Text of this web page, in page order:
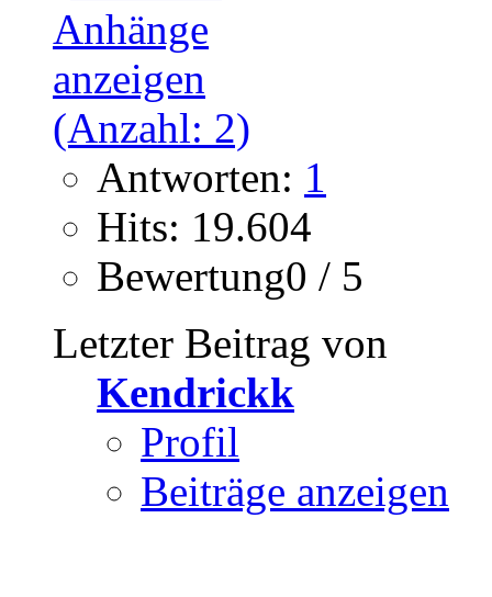
Antworten: 1
Hits: 19.604
Bewertung0 / 5
Letzter Beitrag von
Kendrickk
Profil
Beiträge anzeigen